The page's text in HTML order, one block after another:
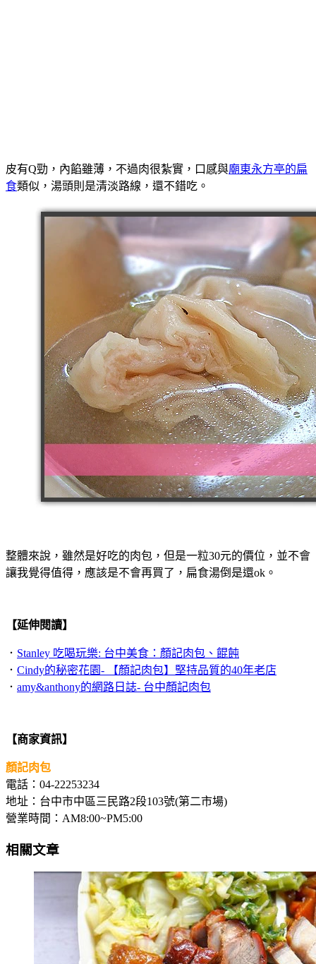
皮有Q勁，內餡雖薄，不過肉很紮實，口感與廟東永方亭的扁
食類似，湯頭則是清淡路線，還不錯吃。
整體來說，雖然是好吃的肉包，但是一粒30元的價位，並不會
讓我覺得值得，應該是不會再買了，扁食湯倒是還ok。
【延伸閱讀】
． Stanley 吃喝玩樂: 台中美食：顏記肉包、餛飩
． Cindy的秘密花園- 【顏記肉包】堅持品質的40年老店
． amy&anthony的網路日誌- 台中顏記肉包
【商家資訊】
顏記肉包
電話：04-22253234
地址：台中市中區三民路2段103號(第二市場)
營業時間：AM8:00~PM5:00
相關文章